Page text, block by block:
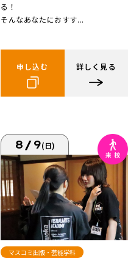
る！
そんなあなたにおすす...
申し込む 詳しく見る
8/9(日)
マスコミ出版・芸能学科